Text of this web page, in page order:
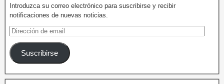
Introduzca su correo electrónico para suscribirse y recibir
notificaciones de nuevas noticias.
Suscribirse